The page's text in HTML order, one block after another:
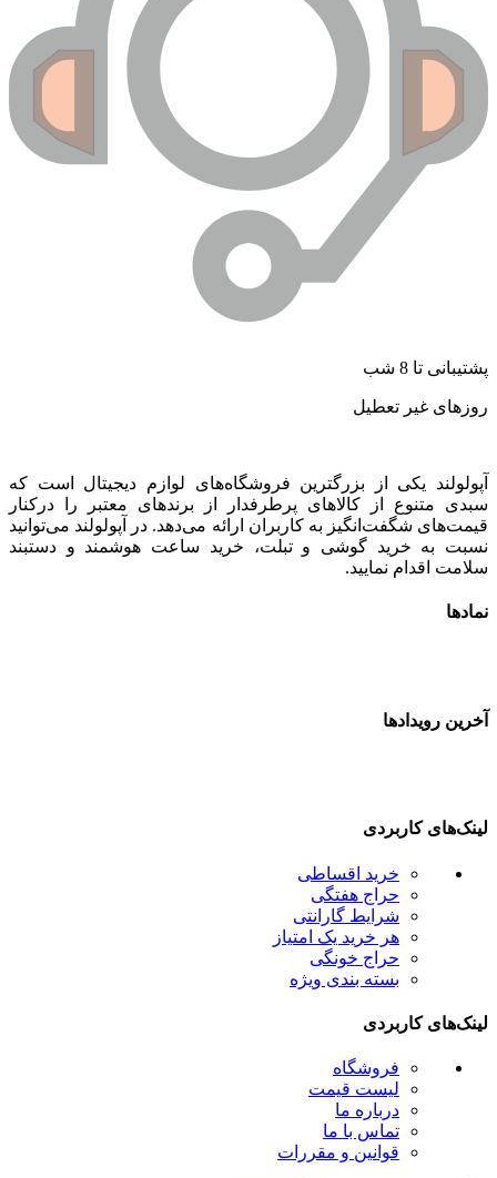
تا 8 شب
غیر تعطیل
یکی از بزرگترین فروشگاه‌های لوازم دیجیتال است که
متنوع از کالاهای پرطرفدار از برندهای معتبر را درکنار
شگفت‌انگیز به کاربران ارائه می‌دهد. در آپولولند می‌توانید
به خرید گوشی و تبلت، خرید ساعت هوشمند و دستبند
اقدام نمایید.
رویدادها
کاربردی
خرید اقساطی
حراج هفتگی
شرایط گارانتی
هر خرید یک امتیاز
حراج خونگی
بسته بندی ویژه
کاربردی
فروشگاه
لیست قیمت
درباره ما
تماس با ما
قوانین و مقررات